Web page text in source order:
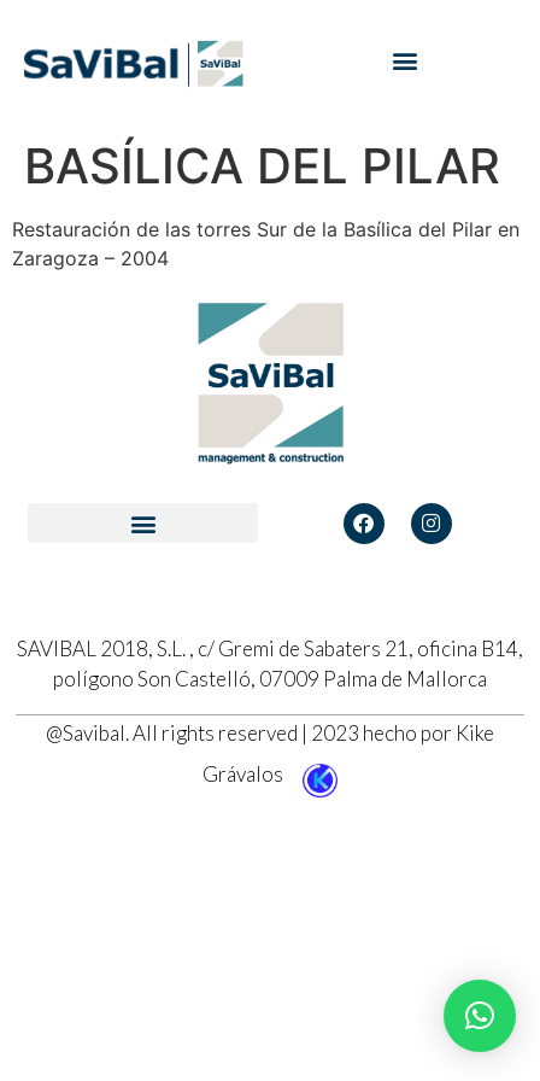
BASÍLICA DEL PILAR
Restauración de las torres Sur de la Basílica del Pilar en
Zaragoza – 2004
SAVIBAL 2018, S.L. , c/ Gremi de Sabaters 21, oficina B14,
polígono Son Castelló, 07009 Palma de Mallorca
@Savibal. All rights reserved | 2023 hecho por Kike
Grávalos